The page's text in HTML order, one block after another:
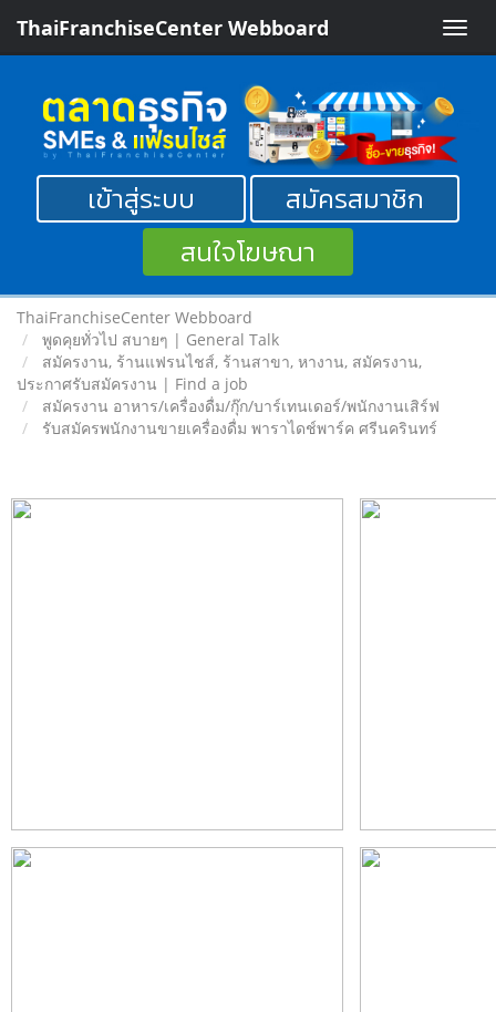
Toggle
ThaiFranchiseCenter Webboard
เข้าสู่ระบบ
สมัครสมาชิก
สนใจโฆษณา
ThaiFranchiseCenter Webboard
พูดคุยทั่วไป สบายๆ | General Talk
สมัครงาน, ร้านแฟรนไชส์, ร้านสาขา, หางาน, สมัครงาน,
ประกาศรับสมัครงาน | Find a job
สมัครงาน อาหาร/เครื่องดื่ม/กุ๊ก/บาร์เทนเดอร์/พนักงานเสิร์ฟ
รับสมัครพนักงานขายเครื่องดื่ม พาราไดช์พาร์ค ศรีนครินทร์